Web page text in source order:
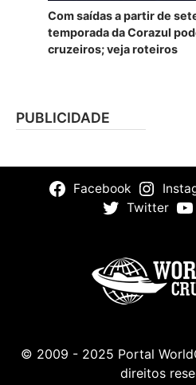
Com saídas a partir de
temporada da Corazul
cruzeiros; veja roteiros
PUBLICIDADE
Facebook
Twitter
© 2009 - 2025 Portal
direitos